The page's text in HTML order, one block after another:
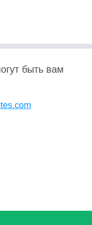
быть вам